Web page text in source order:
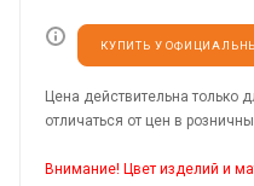
КУПИТЬ У
Цена действительна только
отличаться от цен в
Внимание! Цвет изделий и